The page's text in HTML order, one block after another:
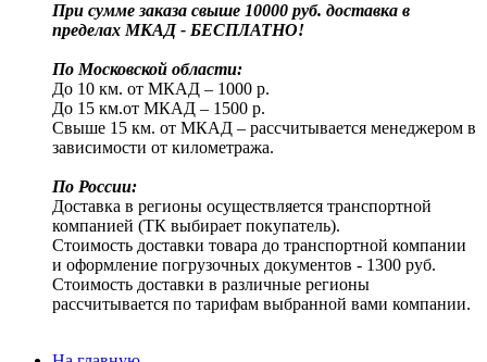
При сумме заказа свыше 10000 руб. доставка в
пределах МКАД - БЕСПЛАТНО!
По Московской области:
До 10 км. от МКАД – 1000 р.
До 15 км.от МКАД – 1500 р.
Свыше 15 км. от МКАД – рассчитывается менеджером в
зависимости от километража.
По России:
Доставка в регионы осуществляется транспортной
компанией (ТК выбирает покупатель).
Стоимость доставки товара до транспортной компании
и оформление погрузочных документов - 1300 руб.
Стоимость доставки в различные регионы
рассчитывается по тарифам выбранной вами компании.